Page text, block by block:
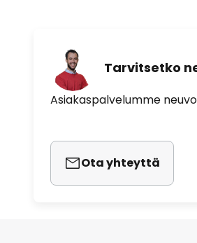
Tarvitsetko
Asiakaspalvelumme
Ota yhteyttä